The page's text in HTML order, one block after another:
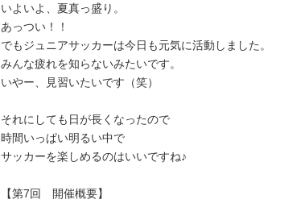
いよいよ、夏真っ盛り。
あっつい！！
でもジュニアサッカーは今日も元気に活動しました。
みんな疲れを知らないみたいです。
いやー、見習いたいです（笑）
それにしても日が長くなったので
時間いっぱい明るい中で
サッカーを楽しめるのはいいですね♪
【第7回 開催概要】